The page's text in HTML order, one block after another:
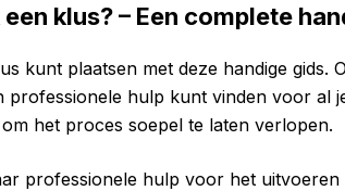
klus? – Een complete
kunt plaatsen met deze handige gids.
professionele hulp kunt vinden voor al
het proces soepel te laten verlopen.
professionele hulp voor het